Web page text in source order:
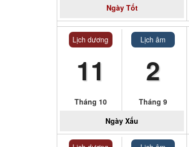
NgàyTốt
Lịch dương
11
Tháng 10
Lịch âm
2
Tháng 9
Ngày Xấu